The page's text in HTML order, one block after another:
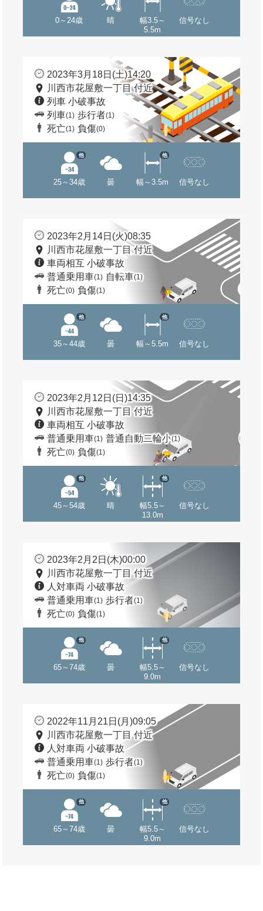
0～24歳 晴
幅3.5～
5.5m
信号なし
2023年3月18日(土)14:20
川西市花屋敷一丁目 付近
列車 小破事故
列車(1) 歩行者(1)
死亡(1) 負傷(0)
25～34歳
他
曇 幅～3.5m
他
信号なし
2023年2月14日(火)08:35
川西市花屋敷一丁目 付近
車両相互 小破事故
普通乗用車(1) 自転車(1)
死亡(0) 負傷(1)
35～44歳
他
曇 幅～5.5m
他
信号なし
2023年2月12日(日)14:35
川西市花屋敷一丁目 付近
車両相互 小破事故
普通乗用車(1) 普通自動二輪小(1)
死亡(0) 負傷(1)
45～54歳
他
晴
幅5.5～
13.0m
他
信号なし
2023年2月2日(木)00:00
川西市花屋敷一丁目 付近
人対車両 小破事故
普通乗用車(1) 歩行者(1)
死亡(0) 負傷(1)
65～74歳
他
曇
幅5.5～
9.0m
他
信号なし
2022年11月21日(月)09:05
川西市花屋敷一丁目 付近
人対車両 小破事故
普通乗用車(1) 歩行者(1)
死亡(0) 負傷(1)
65～74歳
他
曇
幅5.5～
9.0m
他
信号なし